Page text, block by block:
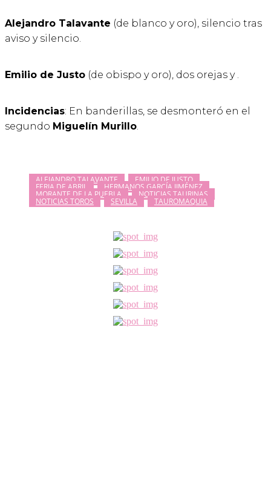
Alejandro Talavante (de blanco y oro), silencio tras
aviso y silencio.
Emilio de Justo (de obispo y oro), dos orejas y .
Incidencias: En banderillas, se desmonteró en el
segundo Miguelín Murillo.
ALEJANDRO TALAVANTE EMILIO DE JUSTO
FERIA DE ABRIL HERMANOS GARCÍA JIMÉNEZ
MORANTE DE LA PUEBLA NOTICIAS TAURINAS
NOTICIAS TOROS SEVILLA TAUROMAQUIA